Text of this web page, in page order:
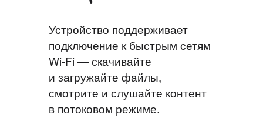
Устройство поддерживает
подключение к быстрым сетям
Wi‑Fi — скачивайте
и загружайте файлы,
смотрите и слушайте контент
в потоковом режиме.